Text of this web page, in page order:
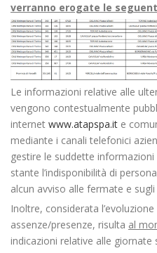
verranno erogate le
Le informazioni relative alle
vengono contestualmente
internet www.atapspa.it e
mediante i canali telefonici
gestire le suddette
stante l’indisponibilità di
alcun avviso alle fermate e
Inoltre, considerata
assenze/presenze, risulta al
indicazioni relative alle giornate